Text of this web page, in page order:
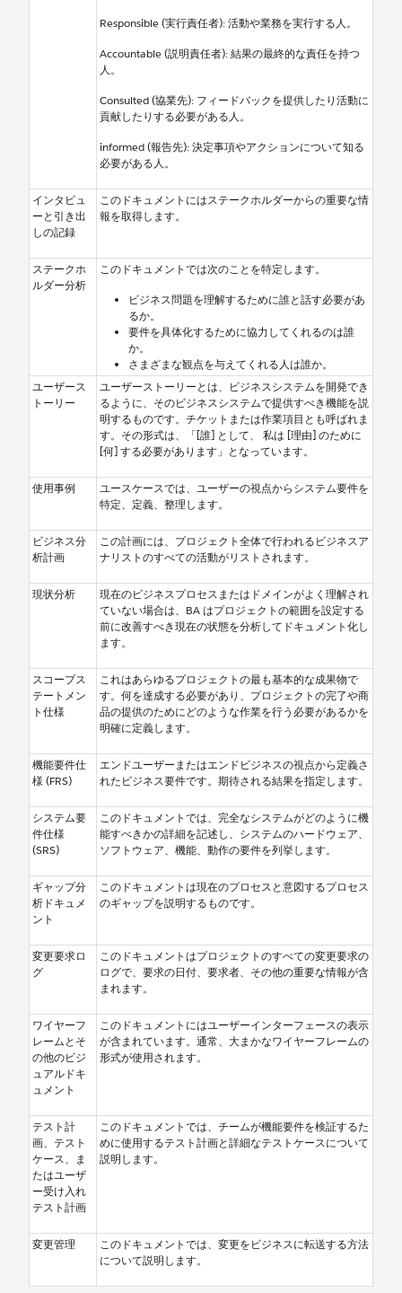
Responsible (実行責任者): 活動や業務を実行する人。
Accountable (説明責任者): 結果の最終的な責任を持つ
人。
Consulted (協業先): フィードバックを提供したり活動に
貢献したりする必要がある人。
informed (報告先): 決定事項やアクションについて知る
必要がある人。
インタビュ
ーと引き出
しの記録
このドキュメントにはステークホルダーからの重要な情
報を取得します。
ステークホ
ルダー分析
このドキュメントでは次のことを特定します。
ビジネス問題を理解するために誰と話す必要があ
るか。
要件を具体化するために協力してくれるのは誰
か。
さまざまな観点を与えてくれる人は誰か。
ユーザース
トーリー
ユーザーストーリーとは、ビジネスシステムを開発でき
るように、そのビジネスシステムで提供すべき機能を説
明するものです。チケットまたは作業項目とも呼ばれま
す。その形式は、「[誰] として、 私は [理由] のために
[何] する必要があります」となっています。
使用事例
ユースケースでは、ユーザーの視点からシステム要件を
特定、定義、整理します。
ビジネス分
析計画
この計画には、プロジェクト全体で行われるビジネスア
ナリストのすべての活動がリストされます。
現状分析
現在のビジネスプロセスまたはドメインがよく理解され
ていない場合は、BA はプロジェクトの範囲を設定する
前に改善すべき現在の状態を分析してドキュメント化し
ます。
スコープス
テートメン
ト仕様
これはあらゆるプロジェクトの最も基本的な成果物で
す。何を達成する必要があり、プロジェクトの完了や商
品の提供のためにどのような作業を行う必要があるかを
明確に定義します。
機能要件仕
様 (FRS)
エンドユーザーまたはエンドビジネスの視点から定義さ
れたビジネス要件です。期待される結果を指定します。
システム要
件仕様
(SRS)
このドキュメントでは、完全なシステムがどのように機
能すべきかの詳細を記述し、システムのハードウェア、
ソフトウェア、機能、動作の要件を列挙します。
ギャップ分
析ドキュメ
ント
このドキュメントは現在のプロセスと意図するプロセス
のギャップを説明するものです。
変更要求ロ
グ
このドキュメントはプロジェクトのすべての変更要求の
ログで、要求の日付、要求者、その他の重要な情報が含
まれます。
ワイヤーフ
レームとそ
の他のビジ
ュアルドキ
ュメント
このドキュメントにはユーザーインターフェースの表示
が含まれています。通常、大まかなワイヤーフレームの
形式が使用されます。
テスト計
画、テスト
ケース、ま
たはユーザ
ー受け入れ
テスト計画
このドキュメントでは、チームが機能要件を検証するた
めに使用するテスト計画と詳細なテストケースについて
説明します。
変更管理
このドキュメントでは、変更をビジネスに転送する方法
について説明します。